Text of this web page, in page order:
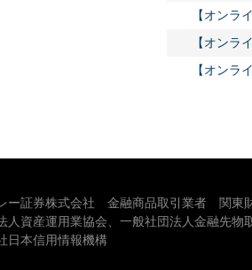
【オンラ
【オンラ
【オンラ
ー証券株式会社 金融商品取引業者 関東
人資産運用業協会、一般社団法人金融先
日本信用情報機構